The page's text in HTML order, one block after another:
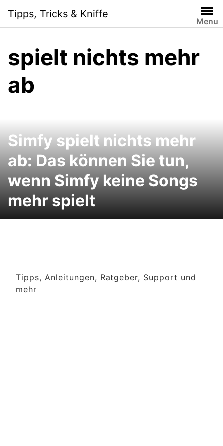
content
Tipps, Tricks & Kniffe
Menu
spielt nichts mehr
ab
Simfy spielt nichts mehr
ab: Das können Sie tun,
wenn Simfy keine Songs
mehr spielt
Tipps, Anleitungen, Ratgeber, Support und
mehr